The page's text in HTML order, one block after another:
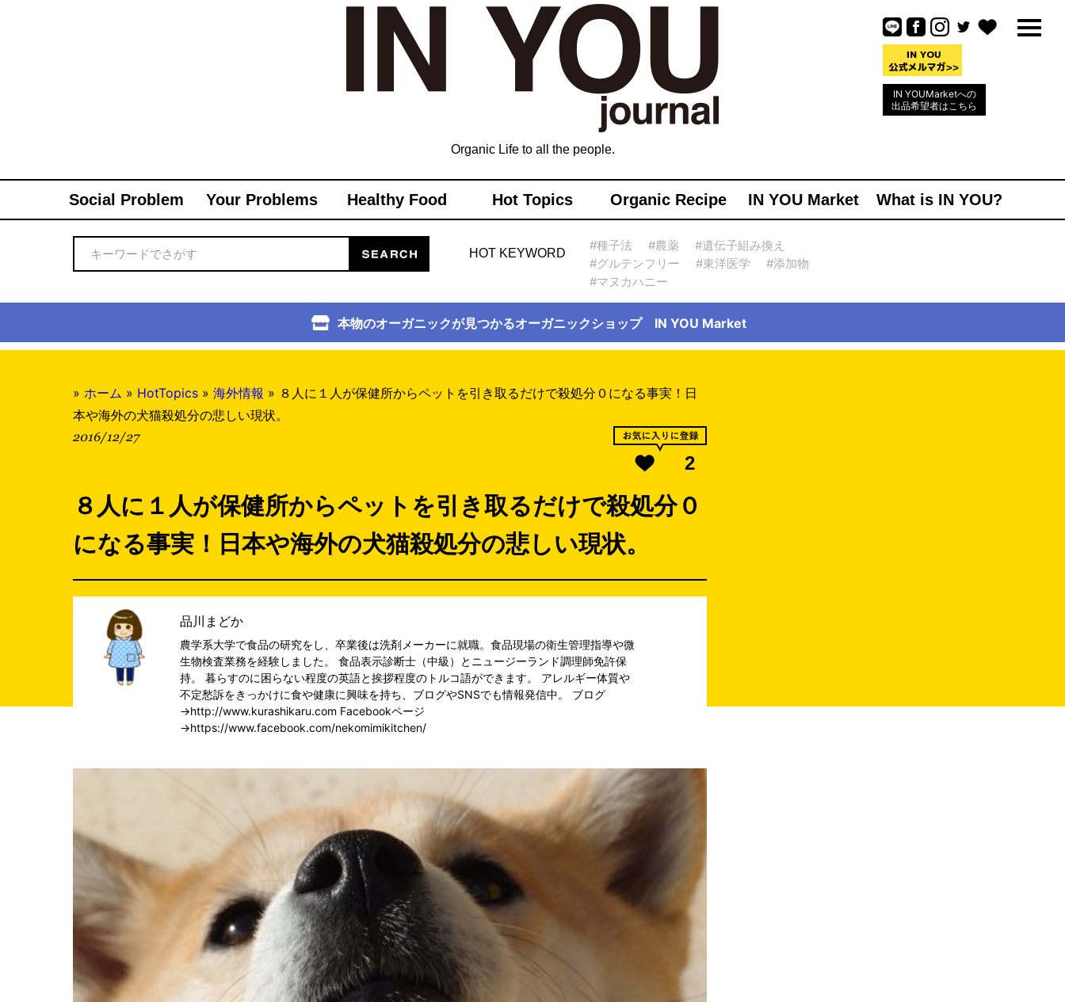
IN YOUMarketへの
出品希望者はこちら
Organic Life to all the people.
Social Problem Your Problems Healthy Food Hot Topics Organic Recipe IN YOU Market What is IN YOU?
HOT KEYWORD
#種子法 #農薬
#遺伝子組み換え
#グルテンフリー
#東洋医学
#添加物
#マヌカハニー
本物のオーガニックが見つかるオーガニックショップ IN YOU Market
» ホーム » HotTopics » 海外情報 » ８人に１人が保健所からペットを引き取るだけで殺処分０になる事実！日
本や海外の犬猫殺処分の悲しい現状。
2016/12/27
2
８人に１人が保健所からペットを引き取るだけで殺処分０
になる事実！日本や海外の犬猫殺処分の悲しい現状。
品川まどか
農学系大学で食品の研究をし、卒業後は洗剤メーカーに就職。食品現場の衛生管理指導や微
生物検査業務を経験しました。 食品表示診断士（中級）とニュージーランド調理師免許保
持。 暮らすのに困らない程度の英語と挨拶程度のトルコ語ができます。 アレルギー体質や
不定愁訴をきっかけに食や健康に興味を持ち、ブログやSNSでも情報発信中。 ブログ
→http://www.kurashikaru.com Facebookページ
→https://www.facebook.com/nekomimikitchen/